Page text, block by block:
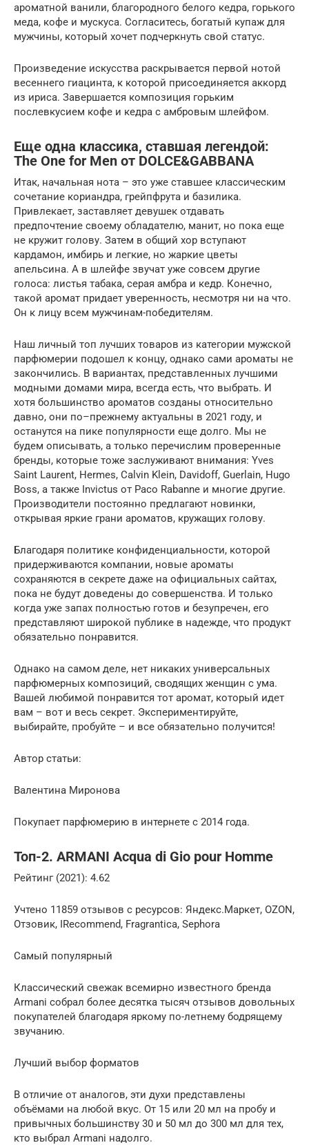
ароматной ванили, благородного белого кедра, горького
меда, кофе и мускуса. Согласитесь, богатый купаж для
мужчины, который хочет подчеркнуть свой статус.
Произведение искусства раскрывается первой нотой
весеннего гиацинта, к которой присоединяется аккорд
из ириса. Завершается композиция горьким
послевкусием кофе и кедра с амбровым шлейфом.
Еще одна классика, ставшая легендой:
The One for Men от DOLCE&GABBANA
Итак, начальная нота – это уже ставшее классическим
сочетание кориандра, грейпфрута и базилика.
Привлекает, заставляет девушек отдавать
предпочтение своему обладателю, манит, но пока еще
не кружит голову. Затем в общий хор вступают
кардамон, имбирь и легкие, но жаркие цветы
апельсина. А в шлейфе звучат уже совсем другие
голоса: листья табака, серая амбра и кедр. Конечно,
такой аромат придает уверенность, несмотря ни на что.
Он к лицу всем мужчинам-победителям.
Наш личный топ лучших товаров из категории мужской
парфюмерии подошел к концу, однако сами ароматы не
закончились. В вариантах, представленных лучшими
модными домами мира, всегда есть, что выбрать. И
хотя большинство ароматов созданы относительно
давно, они по–прежнему актуальны в 2021 году, и
останутся на пике популярности еще долго. Мы не
будем описывать, а только перечислим проверенные
бренды, которые тоже заслуживают внимания: Yves
Saint Laurent, Hermes, Calvin Klein, Davidoff, Guerlain, Hugo
Boss, а также Invictus от Paco Rabanne и многие другие.
Производители постоянно предлагают новинки,
открывая яркие грани ароматов, кружащих голову.
Благодаря политике конфиденциальности, которой
придерживаются компании, новые ароматы
сохраняются в секрете даже на официальных сайтах,
пока не будут доведены до совершенства. И только
когда уже запах полностью готов и безупречен, его
представляют широкой публике в надежде, что продукт
обязательно понравится.
Однако на самом деле, нет никаких универсальных
парфюмерных композиций, сводящих женщин с ума.
Вашей любимой понравится тот аромат, который идет
вам – вот и весь секрет. Экспериментируйте,
выбирайте, пробуйте – и все обязательно получится!
Автор статьи:
Валентина Миронова
Покупает парфюмерию в интернете с 2014 года.
Топ-2. ARMANI Acqua di Gio pour Homme
Рейтинг (2021): 4.62
Учтено 11859 отзывов с ресурсов: Яндекс.Маркет, OZON,
Отзовик, IRecommend, Fragrantica, Sephora
Самый популярный
Классический свежак всемирно известного бренда
Armani собрал более десятка тысяч отзывов довольных
покупателей благодаря яркому по-летнему бодрящему
звучанию.
Лучший выбор форматов
В отличие от аналогов, эти духи представлены
объёмами на любой вкус. От 15 или 20 мл на пробу и
привычных большинству 30 и 50 мл до 300 мл для тех,
кто выбрал Armani надолго.